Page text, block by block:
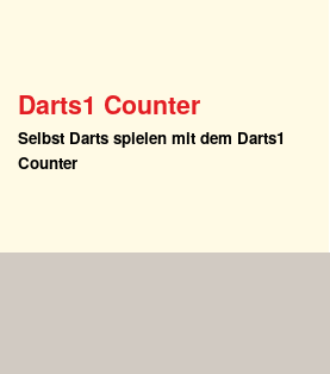
Darts1 Counter
Selbst Darts spielen mit dem Darts1
Counter